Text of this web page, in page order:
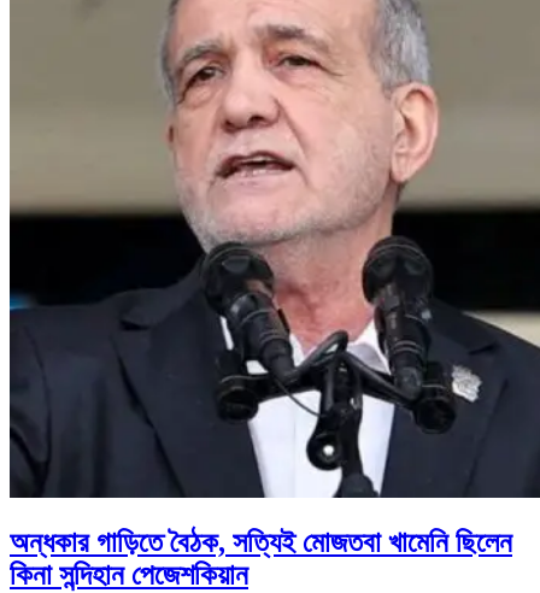
অন্ধকার গাড়িতে বৈঠক, সত্যিই মোজতবা খামেনি ছিলেন
কিনা সন্দিহান পেজেশকিয়ান